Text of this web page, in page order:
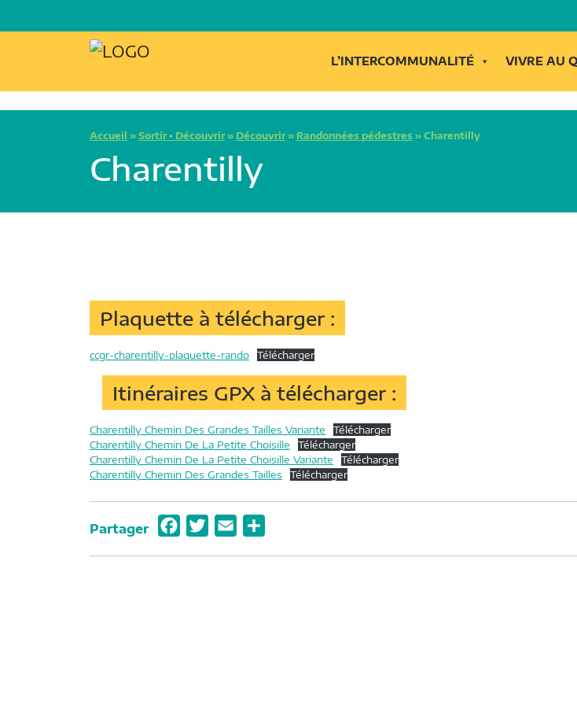
L’INTERCOMMUNALITÉ VIVRE AU
Accueil » Sortir • Découvrir» Découvrir» Randonnées pédestres » Charentilly
Charentilly
Plaquette à télécharger :
ccgr-charentilly-plaquette-rando Télécharger
Itinéraires GPX à télécharger :
Charentilly Chemin Des Grandes Tailles Variante
Télécharger
Charentilly Chemin De La Petite Choisille
Télécharger
Charentilly Chemin De La Petite Choisille Variante
Télécharger
Charentilly Chemin Des Grandes Tailles
Télécharger
Partager